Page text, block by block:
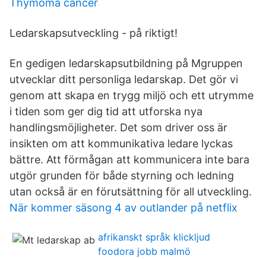
Thymoma cancer
Ledarskapsutveckling - på riktigt!
En gedigen ledarskapsutbildning på Mgruppen
utvecklar ditt personliga ledarskap. Det gör vi
genom att skapa en trygg miljö och ett utrymme
i tiden som ger dig tid att utforska nya
handlingsmöjligheter. Det som driver oss är
insikten om att kommunikativa ledare lyckas
bättre. Att förmågan att kommunicera inte bara
utgör grunden för både styrning och ledning
utan också är en förutsättning för all utveckling.
När kommer säsong 4 av outlander på netflix
afrikanskt språk klickljud
foodora jobb malmö